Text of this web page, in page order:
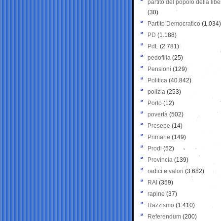
partito del popolo della
(30)
Partito Democratico (1.034)
PD (1.188)
PdL (2.781)
pedofilia (25)
Pensioni (129)
Politica (40.842)
polizia (253)
Porto (12)
povertà (502)
Presepe (14)
Primarie (149)
Prodi (52)
Provincia (139)
radici e valori (3.682)
RAI (359)
rapine (37)
Razzismo (1.410)
Referendum (200)